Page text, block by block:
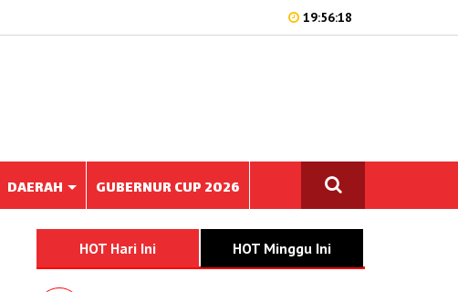
19:56:18
DAERAH GUBERNUR CUP 2026
HOT Hari Ini HOT Minggu Ini